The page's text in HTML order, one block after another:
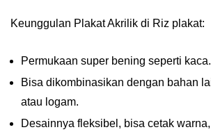
Keunggulan Plakat Akrilik di Riz plakat:
Permukaan super bening seperti kaca.
Bisa dikombinasikan dengan bahan
atau logam.
Desainnya fleksibel, bisa cetak